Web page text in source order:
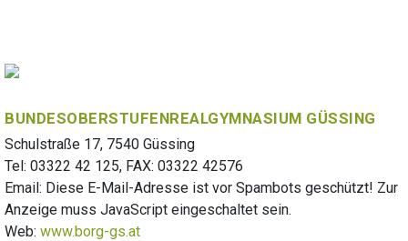
BUNDESOBERSTUFENREALGYMNASIUM GÜSSING
Schulstraße 17, 7540 Güssing
Tel: 03322 42 125, FAX: 03322 42576
Email: Diese E-Mail-Adresse ist vor Spambots geschützt! Zur
Anzeige muss JavaScript eingeschaltet sein.
Web: www.borg-gs.at